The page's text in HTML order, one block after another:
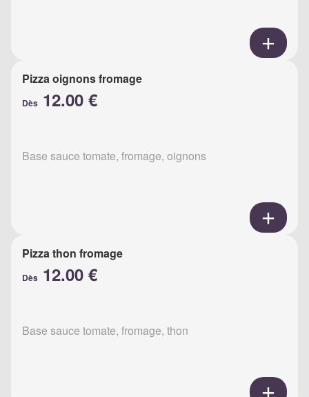
Pizza oignons fromage
Dès 12.00 €
Base sauce tomate, fromage, oignons
Pizza thon fromage
Dès 12.00 €
Base sauce tomate, fromage, thon